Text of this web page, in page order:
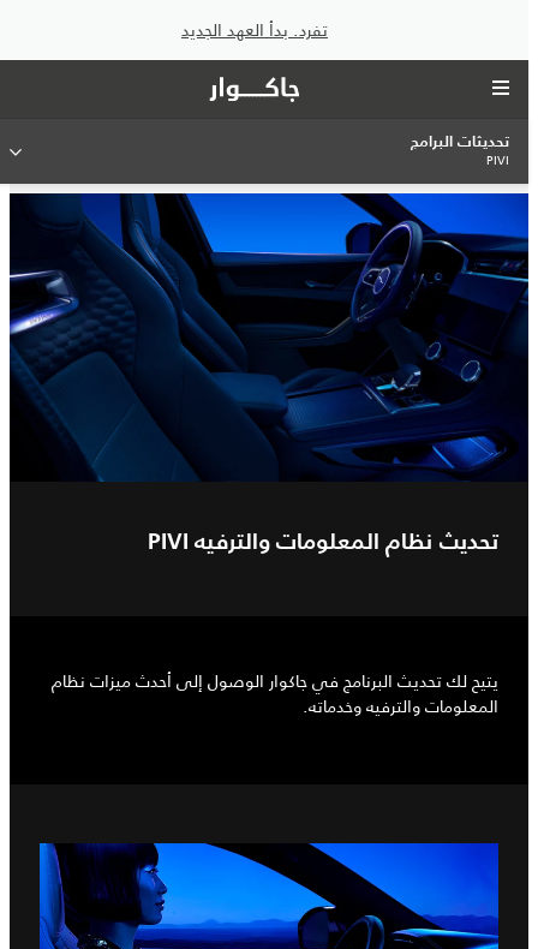
تفرد. بدأ العهد الجديد
تحديثات البرامج
PIVI
تحديث نظام المعلومات والترفيه PIVI
يتيح لك تحديث البرنامج في جاكوار الوصول إلى أحدث ميزات نظام
المعلومات والترفيه وخدماته.